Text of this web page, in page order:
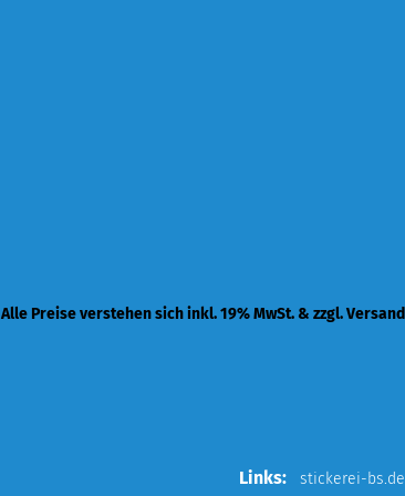
Alle Preise verstehen sich inkl. 19% MwSt. & zzgl. Versand
Links: stickerei-bs.de